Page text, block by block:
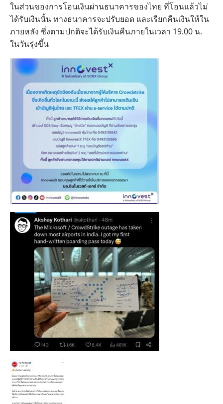
ในส่วนของการโอนเงินผ่านธนาคารของไทย ที่โอนแล้วไม่
ได้รับเงินนั้น ทางธนาคารจะปรับยอด และเรียกคืนเงินให้ใน
ภายหลัง ซึ่งตามปกติจะได้รับเงินคืนภายในเวลา 19.00 น.
ในวันรุ่งขึ้น